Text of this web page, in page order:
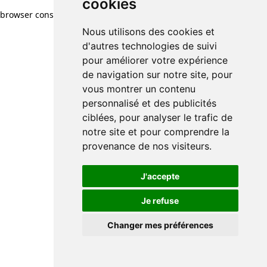
cookies
Nous utilisons des cookies et
d'autres technologies de suivi
pour améliorer votre expérience
de navigation sur notre site, pour
vous montrer un contenu
personnalisé et des publicités
ciblées, pour analyser le trafic de
notre site et pour comprendre la
provenance de nos visiteurs.
J'accepte
Je refuse
Changer mes préférences
browser console for more information)